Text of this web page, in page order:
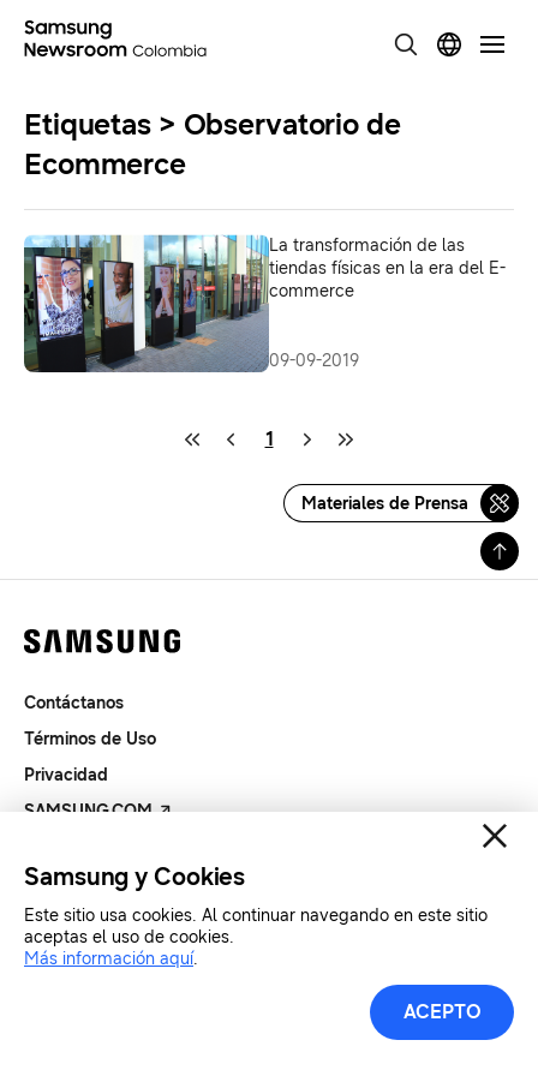
Etiquetas > Observatorio de
Ecommerce
La transformación de las
tiendas físicas en la era del E-
commerce
09-09-2019
1
Materiales de Prensa
Contáctanos
Términos de Uso
Privacidad
SAMSUNG.COM
Copyright© SAMSUNG Todos los derechos reservados.
Samsung y Cookies
Este sitio usa cookies. Al continuar navegando en este sitio
aceptas el uso de cookies.
Más información aquí.
ACEPTO